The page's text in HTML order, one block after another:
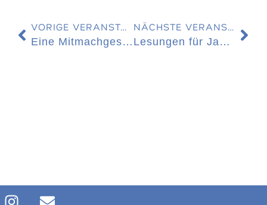
VORIGE VERANSTALTUNG
Eine Mitmachgeschichte für Kindergartenkinder
NÄCHSTE VERANSTALTUNG
Lesungen für Jahrgangsstufen 5 und 6